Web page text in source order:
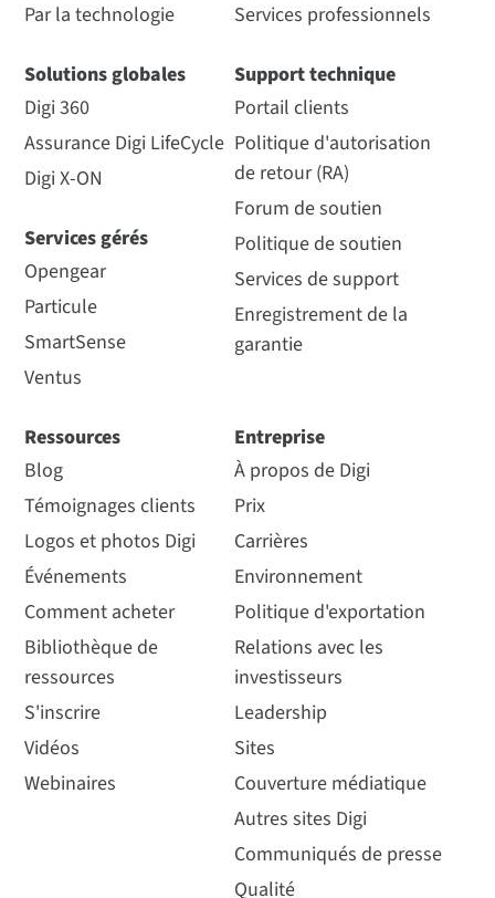
Par la technologie
Solutions globales
Digi 360
Assurance Digi LifeCycle
Digi X-ON
Services gérés
Opengear
Particule
SmartSense
Ventus
Services professionnels
Support technique
Portail clients
Politique d'autorisation
de retour (RA)
Forum de soutien
Politique de soutien
Services de support
Enregistrement de la
garantie
Ressources
Blog
Témoignages clients
Logos et photos Digi
Événements
Comment acheter
Bibliothèque de
ressources
S'inscrire
Vidéos
Webinaires
Entreprise
À propos de Digi
Prix
Carrières
Environnement
Politique d'exportation
Relations avec les
investisseurs
Leadership
Sites
Couverture médiatique
Autres sites Digi
Communiqués de presse
Qualité